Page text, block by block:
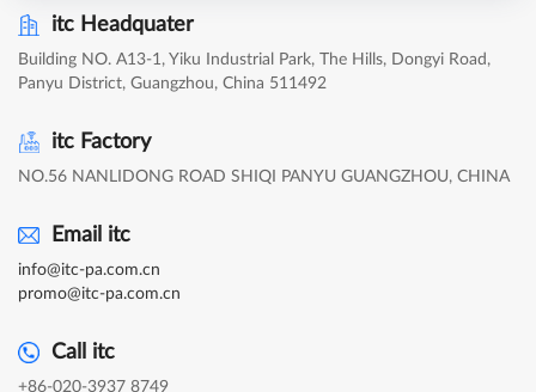
itc Headquater
Building NO. A13-1, Yiku Industrial Park, The Hills, Dongyi Road,
Panyu District, Guangzhou, China 511492
itc Factory
NO.56 NANLIDONG ROAD SHIQI PANYU GUANGZHOU, CHINA
Email itc
info@itc-pa.com.cn
promo@itc-pa.com.cn
Call itc
+86-020-3937 8749